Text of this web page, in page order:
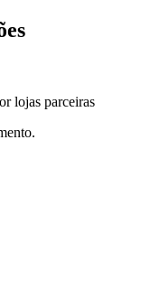
lojas parceiras